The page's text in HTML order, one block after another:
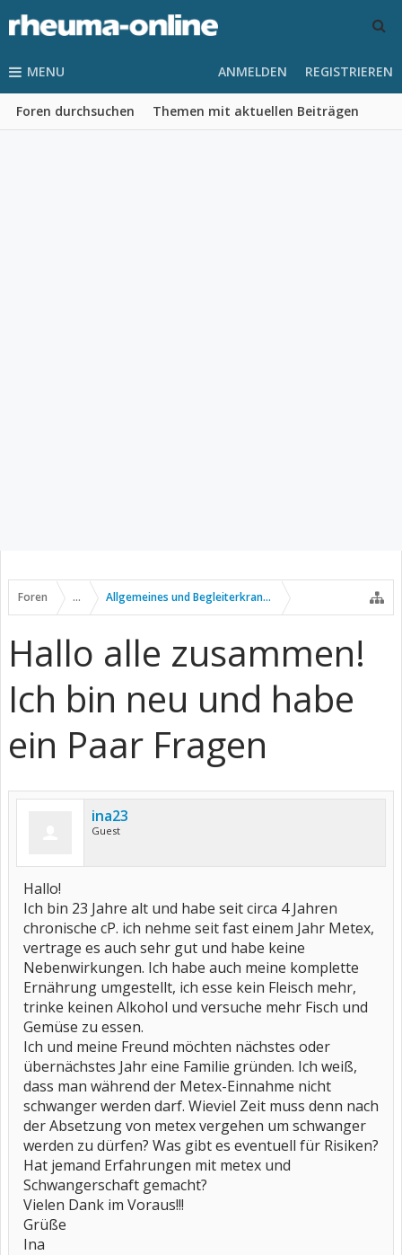
MENU
Foren durchsuchen Themen mit aktuellen Beiträgen
ANMELDEN REGISTRIEREN
Foren ... Allgemeines und Begleiterkrankungen
Hallo alle zusammen!
Ich bin neu und habe
ein Paar Fragen
ina23
Guest
Hallo!
Ich bin 23 Jahre alt und habe seit circa 4 Jahren
chronische cP. ich nehme seit fast einem Jahr Metex,
vertrage es auch sehr gut und habe keine
Nebenwirkungen. Ich habe auch meine komplette
Ernährung umgestellt, ich esse kein Fleisch mehr,
trinke keinen Alkohol und versuche mehr Fisch und
Gemüse zu essen.
Ich und meine Freund möchten nächstes oder
übernächstes Jahr eine Familie gründen. Ich weiß,
dass man während der Metex-Einnahme nicht
schwanger werden darf. Wieviel Zeit muss denn nach
der Absetzung von metex vergehen um schwanger
werden zu dürfen? Was gibt es eventuell für Risiken?
Hat jemand Erfahrungen mit metex und
Schwangerschaft gemacht?
Vielen Dank im Voraus!!!
Grüße
Ina